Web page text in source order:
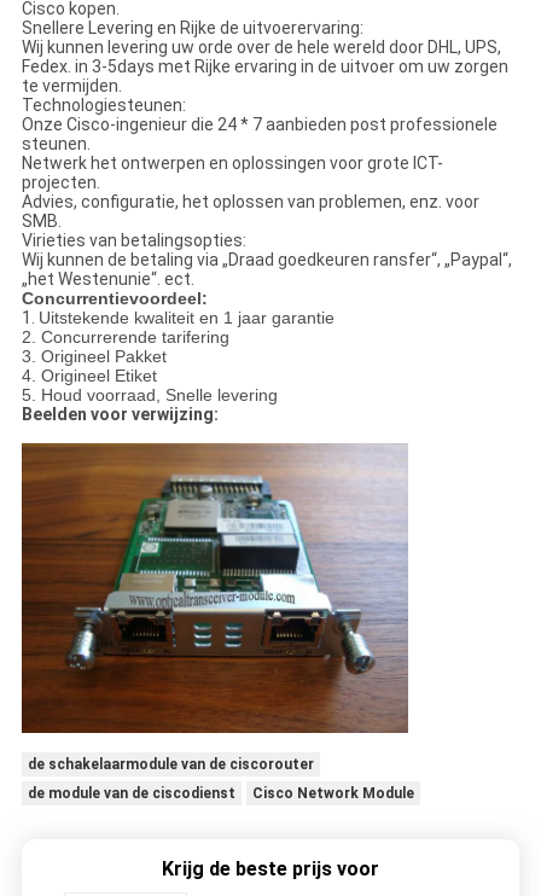
Cisco kopen.
Snellere Levering en Rijke de uitvoerervaring:
Wij kunnen levering uw orde over de hele wereld door DHL, UPS,
Fedex. in 3-5days met Rijke ervaring in de uitvoer om uw zorgen
te vermijden.
Technologiesteunen:
Onze Cisco-ingenieur die 24 * 7 aanbieden post professionele
steunen.
Netwerk het ontwerpen en oplossingen voor grote ICT-
projecten.
Advies, configuratie, het oplossen van problemen, enz. voor
SMB.
Virieties van betalingsopties:
Wij kunnen de betaling via „Draad goedkeuren ransfer“, „Paypal“,
„het Westenunie“. ect.
Concurrentievoordeel:
1. Uitstekende kwaliteit en 1 jaar garantie
2. Concurrerende tarifering
3. Origineel Pakket
4. Origineel Etiket
5. Houd voorraad, Snelle levering
Beelden voor verwijzing:
de schakelaarmodule van de ciscorouter
de module van de ciscodienst
Cisco Network Module
Krijg de beste prijs voor